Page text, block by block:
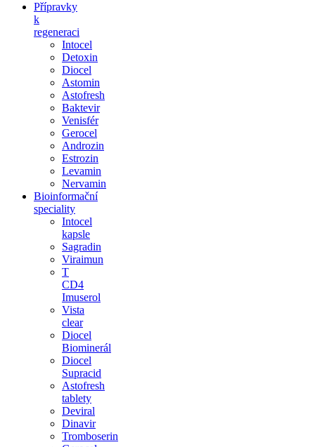
Přípravky
k
regeneraci
Intocel
Detoxin
Diocel
Astomin
Astofresh
Baktevir
Venisfér
Gerocel
Androzin
Estrozin
Levamin
Nervamin
Bioinformační
speciality
Intocel
kapsle
Sagradin
Viraimun
T
CD4
Imuserol
Vista
clear
Diocel
Biominerál
Diocel
Supracid
Astofresh
tablety
Deviral
Dinavir
Tromboserin